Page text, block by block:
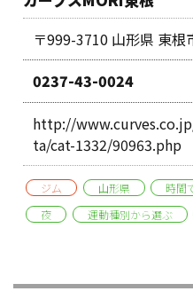
〒999-3710 山形県 東
0237-43-0024
http://
ta/cat-1332/90963.php
ジム 山形県 時間
夜
運動種別から選ぶ